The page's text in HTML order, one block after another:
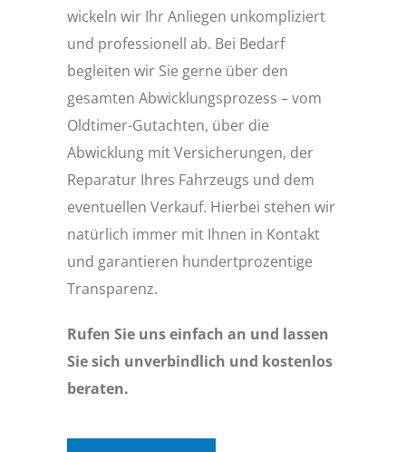
wickeln wir Ihr Anliegen unkompliziert
und professionell ab. Bei Bedarf
begleiten wir Sie gerne über den
gesamten Abwicklungsprozess – vom
Oldtimer-Gutachten, über die
Abwicklung mit Versicherungen, der
Reparatur Ihres Fahrzeugs und dem
eventuellen Verkauf. Hierbei stehen wir
natürlich immer mit Ihnen in Kontakt
und garantieren hundertprozentige
Transparenz.
Rufen Sie uns einfach an und lassen
Sie sich unverbindlich und kostenlos
beraten.